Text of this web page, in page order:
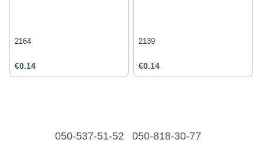
2164
€0.14
2139
€0.14
050-537-51-52 050-818-30-77